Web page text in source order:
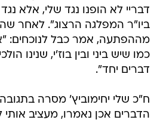
דבריי לא הופנו נגד שלי, אלא
ביו"ר המפלגה הרצוג". לאחר
מההפתעה, אמר כבל לנוכחים:
כמו שיש ביני ובין בוז'י, שנינו
דברים יחד".
ח"כ שלי יחימוביץ' מסרה
הדברים אכן נאמרו, מעציב